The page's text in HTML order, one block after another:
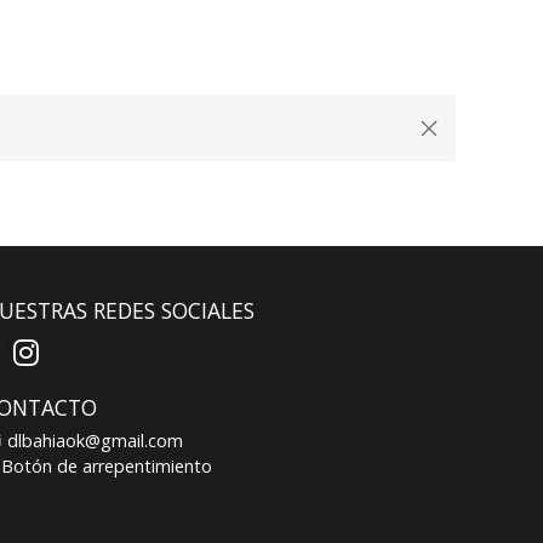
REDES SOCIALES
dlbahiaok@gmail.com
de arrepentimiento